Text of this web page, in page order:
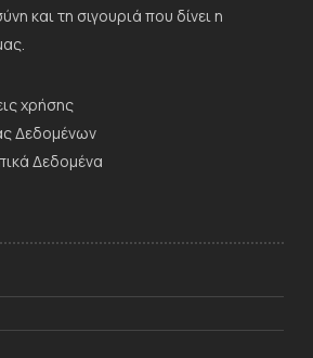
και τη σιγουριά που δίνει η
χρήσης
Δεδομένων
Δεδομένα